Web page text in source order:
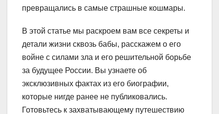
превращались в самые страшные кошмары.
В этой статье мы раскроем вам все секреты и
детали жизни сквозь бабы, расскажем о его
войне с силами зла и его решительной борьбе
за будущее России. Вы узнаете об
эксклюзивных фактах из его биографии,
которые нигде ранее не публиковались.
Готовьтесь к захватывающему путешествию